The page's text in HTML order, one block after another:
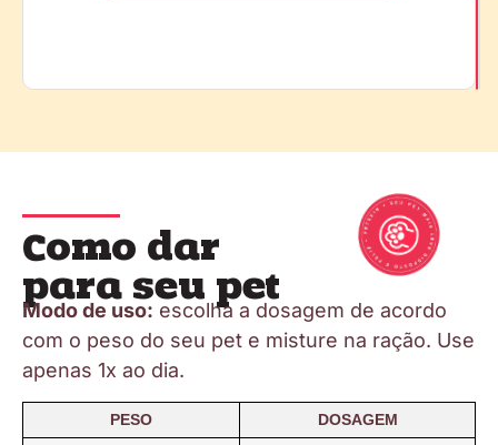
Como dar
para seu pet
Modo de uso: escolha a dosagem de acordo
com o peso do seu pet e misture na ração. Use
apenas 1x ao dia.
PESO
DOSAGEM